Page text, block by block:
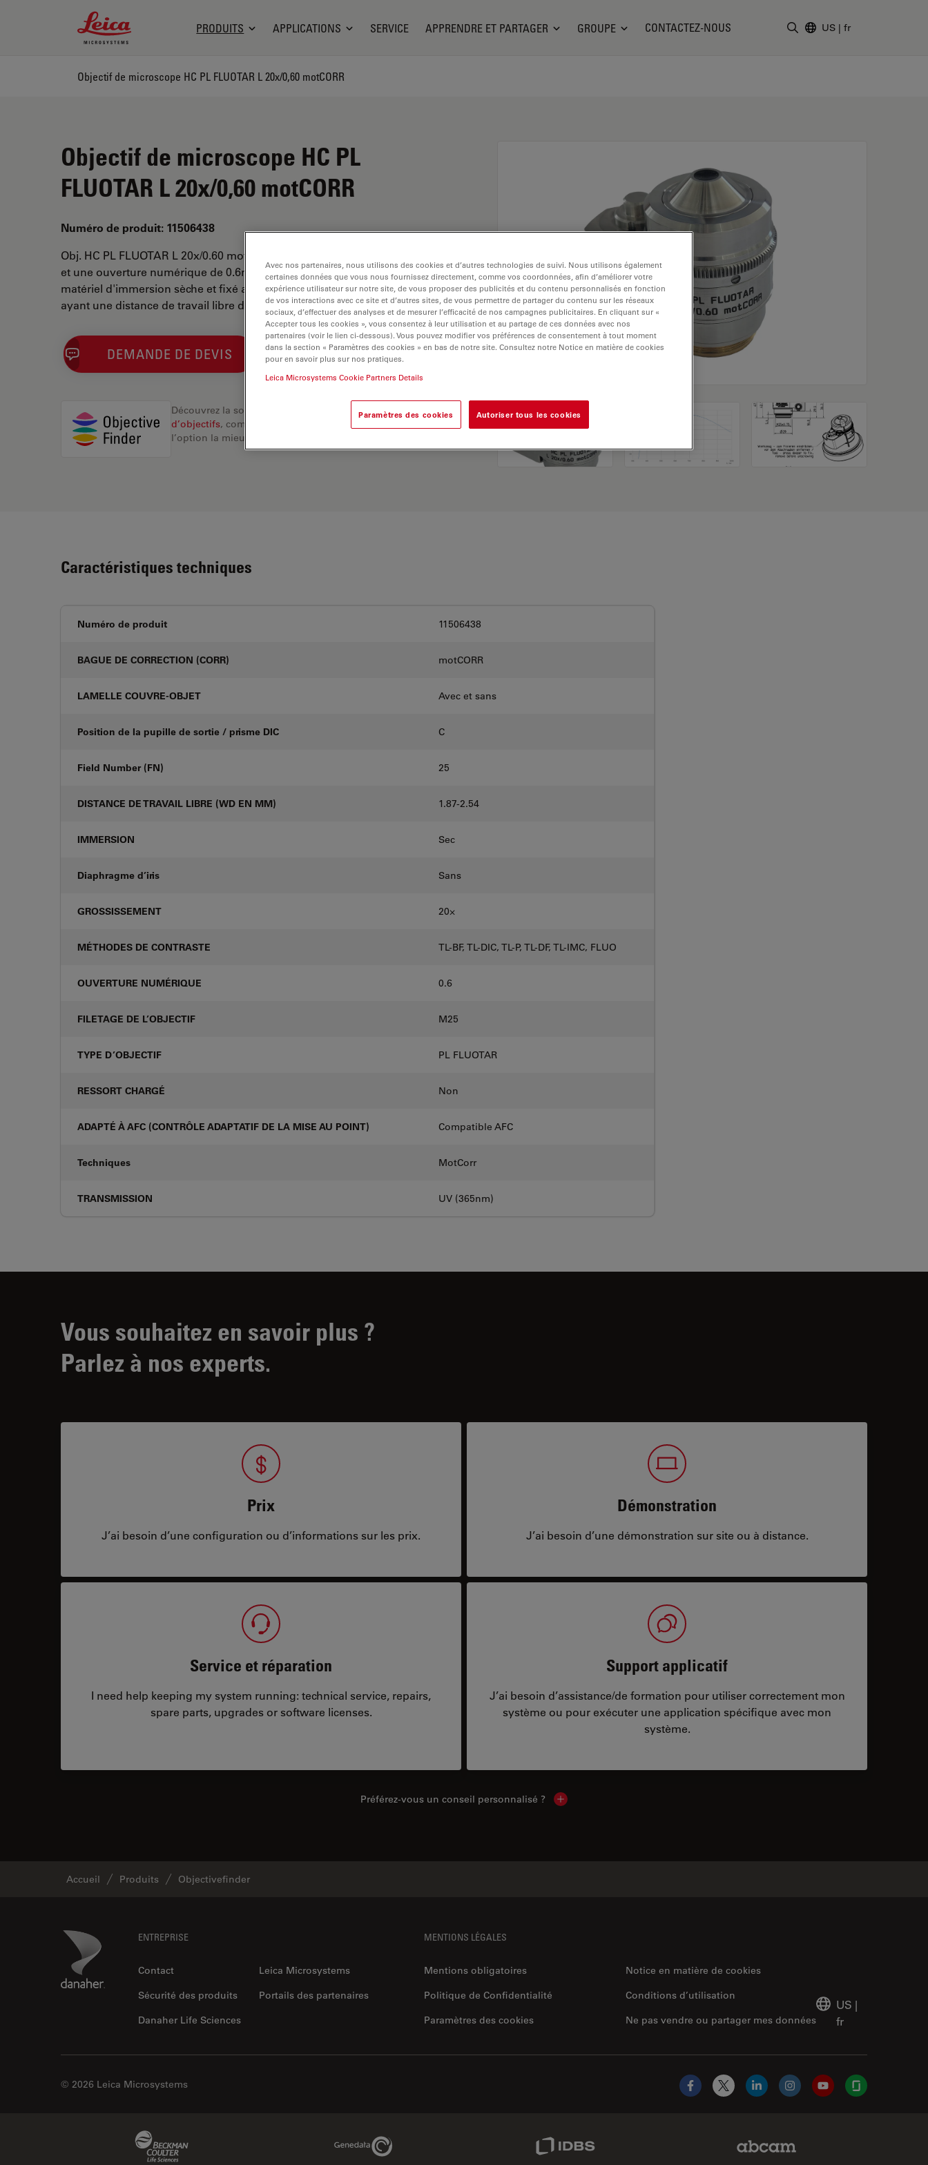
Leica Microsystems Logo
PRODUITS APPLICATIONS SERVICE APPRENDRE ET PARTAGER GROUPE CONTACTEZ-NOUS US | fr
Objectif de microscope HC PL FLUOTAR L 20x/0,60 motCORR
Objectif de microscope HC PL
FLUOTAR L 20x/0,60 motCORR
Numéro de produit: 11506438
Obj. HC PL FLUOTAR L 20x/0.60 motCORR a un grossissement de 20x
et une ouverture numérique de 0.6mm. utiliser dans un environnement
matériel d'immersion sèche et fixé avec un filetage d'objectif M25
ayant une distance de travail libre de 1,87-2,54 mm et un FN de 25.
DEMANDE DE DEVIS
Découvrez la solution idéale. Explorez notre
sélecteur
d’objectifs, comparez les alternatives et trouvez
l’option la mieux adaptée à vos besoins.
Caractéristiques techniques
Numéro de produit 11506438
BAGUE DE CORRECTION (CORR) motCORR
LAMELLE COUVRE-OBJET Avec et sans
Position de la pupille de sortie / prisme DIC C
Field Number (FN) 25
DISTANCE DE TRAVAIL LIBRE (WD EN MM) 1.87-2.54
IMMERSION Sec
Diaphragme d’iris Sans
GROSSISSEMENT 20⨉
MÉTHODES DE CONTRASTE TL-BF, TL-DIC, TL-P, TL-DF, TL-IMC, FLUO
OUVERTURE NUMÉRIQUE 0.6
FILETAGE DE L’OBJECTIF M25
TYPE D’OBJECTIF PL FLUOTAR
RESSORT CHARGÉ Non
ADAPTÉ À AFC (CONTRÔLE ADAPTATIF DE LA MISE AU POINT) Compatible AFC
Techniques MotCorr
TRANSMISSION UV (365nm)
Vous souhaitez en savoir plus ?
Parlez à nos experts.
Prix
J’ai besoin d’une configuration ou d’informations sur les prix.
Démonstration
J’ai besoin d’une démonstration sur site ou à distance.
Service et réparation
I need help keeping my system running: technical service, repairs,
spare parts, upgrades or software licenses.
Support applicatif
J’ai besoin d’assistance/de formation pour utiliser correctement mon
système ou pour exécuter une application spécifique avec mon
système.
Préférez-vous un conseil personnalisé ? Show local contacts
Accueil Produits Objectivefinder
Danaher Logo ENTREPRISE
Contact
Leica Microsystems
Sécurité des produits
Portails des partenaires
Danaher Life Sciences
MENTIONS LÉGALES
Mentions obligatoires
Notice en matière de cookies
Politique de Confidentialité
Ne pas vendre ou partager mes données
Conditions d’utilisation
Paramètres des cookies
US |
fr
© 2026 Leica Microsystems
Facebook
X LinkedInInstagramYouTubeGlassdoor
Genedata Link IDBS Link
Avec nos partenaires, nous utilisons des cookies et d’autres technologies de suivi. Nous utilisons également
certaines données que vous nous fournissez directement, comme vos coordonnées, afin d’améliorer votre
expérience utilisateur sur notre site, de vous proposer des publicités et du contenu personnalisés en fonction
de vos interactions avec ce site et d’autres sites, de vous permettre de partager du contenu sur les réseaux
sociaux, d’effectuer des analyses et de mesurer l’efficacité de nos campagnes publicitaires. En cliquant sur «
Accepter tous les cookies », vous consentez à leur utilisation et au partage de ces données avec nos
partenaires (voir le lien ci-dessous). Vous pouvez modifier vos préférences de consentement à tout moment
dans la section « Paramètres des cookies » en bas de notre site. Consultez notre Notice en matière de cookies
pour en savoir plus sur nos pratiques.
Leica Microsystems Cookie Partners Details
Paramètres des cookies Autoriser tous les cookies